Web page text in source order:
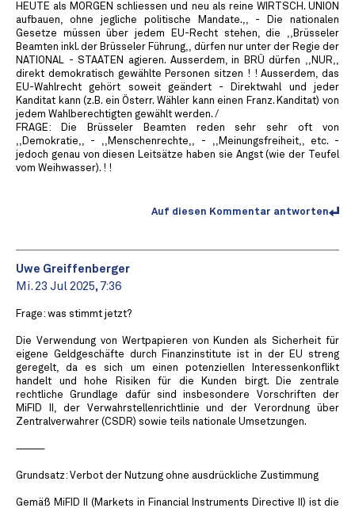
HEUTE als MORGEN schliessen und neu als reine WIRTSCH. UNION
aufbauen, ohne jegliche politische Mandate.,, - Die nationalen
Gesetze müssen über jedem EU-Recht stehen, die ,,Brüsseler
Beamten inkl. der Brüsseler Führung,, dürfen nur unter der Regie der
NATIONAL - STAATEN agieren. Ausserdem, in BRÜ dürfen ,,NUR,,
direkt demokratisch gewählte Personen sitzen ! ! Ausserdem, das
EU-Wahlrecht gehört soweit geändert - Direktwahl und jeder
Kanditat kann (z.B. ein Österr. Wähler kann einen Franz. Kanditat) von
jedem Wahlberechtigten gewählt werden. /
FRAGE: Die Brüsseler Beamten reden sehr sehr oft von
,,Demokratie,, - ,,Menschenrechte,, - ,,Meinungsfreiheit,, etc. -
jedoch genau von diesen Leitsätze haben sie Angst (wie der Teufel
vom Weihwasser). ! !
Auf diesen Kommentar antworten
Uwe Greiffenberger
Mi. 23 Jul 2025, 7:36
Frage: was stimmt jetzt?
Die Verwendung von Wertpapieren von Kunden als Sicherheit für
eigene Geldgeschäfte durch Finanzinstitute ist in der EU streng
geregelt, da es sich um einen potenziellen Interessenkonflikt
handelt und hohe Risiken für die Kunden birgt. Die zentrale
rechtliche Grundlage dafür sind insbesondere Vorschriften der
MiFID II, der Verwahrstellenrichtlinie und der Verordnung über
Zentralverwahrer (CSDR) sowie teils nationale Umsetzungen.
⸻
Grundsatz: Verbot der Nutzung ohne ausdrückliche Zustimmung
Gemäß MiFID II (Markets in Financial Instruments Directive II) ist die